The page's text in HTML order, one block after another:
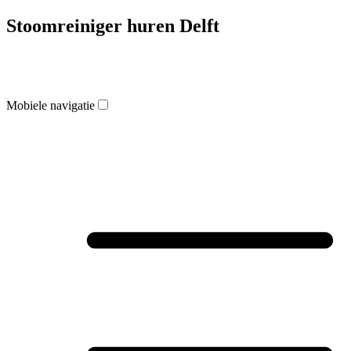
Stoomreiniger huren Delft
Mobiele navigatie